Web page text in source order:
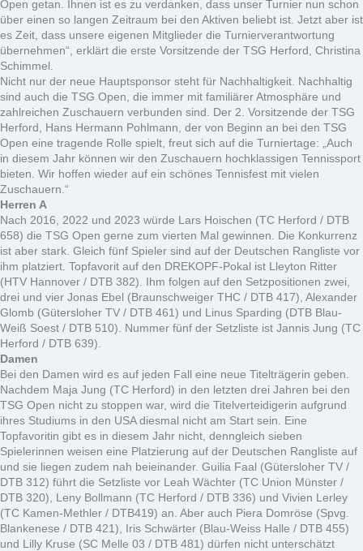
Open getan. Ihnen ist es zu verdanken, dass unser Turnier nun schon
über einen so langen Zeitraum bei den Aktiven beliebt ist. Jetzt aber ist
es Zeit, dass unsere eigenen Mitglieder die Turnierverantwortung
übernehmen“, erklärt die erste Vorsitzende der TSG Herford, Christina
Schimmel.
Nicht nur der neue Hauptsponsor steht für Nachhaltigkeit. Nachhaltig
sind auch die TSG Open, die immer mit familiärer Atmosphäre und
zahlreichen Zuschauern verbunden sind. Der 2. Vorsitzende der TSG
Herford, Hans Hermann Pohlmann, der von Beginn an bei den TSG
Open eine tragende Rolle spielt, freut sich auf die Turniertage: „Auch
in diesem Jahr können wir den Zuschauern hochklassigen Tennissport
bieten. Wir hoffen wieder auf ein schönes Tennisfest mit vielen
Zuschauern.“
Herren A
Nach 2016, 2022 und 2023 würde Lars Hoischen (TC Herford / DTB
658) die TSG Open gerne zum vierten Mal gewinnen. Die Konkurrenz
ist aber stark. Gleich fünf Spieler sind auf der Deutschen Rangliste vor
ihm platziert. Topfavorit auf den DREKOPF-Pokal ist Lleyton Ritter
(HTV Hannover / DTB 382). Ihm folgen auf den Setzpositionen zwei,
drei und vier Jonas Ebel (Braunschweiger THC / DTB 417), Alexander
Glomb (Gütersloher TV / DTB 461) und Linus Sparding (DTB Blau-
Weiß Soest / DTB 510). Nummer fünf der Setzliste ist Jannis Jung (TC
Herford / DTB 639).
Damen
Bei den Damen wird es auf jeden Fall eine neue Titelträgerin geben.
Nachdem Maja Jung (TC Herford) in den letzten drei Jahren bei den
TSG Open nicht zu stoppen war, wird die Titelverteidigerin aufgrund
ihres Studiums in den USA diesmal nicht am Start sein. Eine
Topfavoritin gibt es in diesem Jahr nicht, denngleich sieben
Spielerinnen weisen eine Platzierung auf der Deutschen Rangliste auf
und sie liegen zudem nah beieinander. Guilia Faal (Gütersloher TV /
DTB 312) führt die Setzliste vor Leah Wächter (TC Union Münster /
DTB 320), Leny Bollmann (TC Herford / DTB 336) und Vivien Lerley
(TC Kamen-Methler / DTB419) an. Aber auch Piera Domröse (Spvg.
Blankenese / DTB 421), Iris Schwärter (Blau-Weiss Halle / DTB 455)
und Lilly Kruse (SC Melle 03 / DTB 481) dürfen nicht unterschätzt